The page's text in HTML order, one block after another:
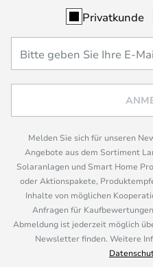
Privatkunde
Melden Sie sich für unseren
Angebote aus dem Sortiment
Solaranlagen und Smart Home
oder Aktionspakete,
Inhalte von möglichen
Anfragen für
Abmeldung ist jederzeit möglich
Newsletter finden. Weitere